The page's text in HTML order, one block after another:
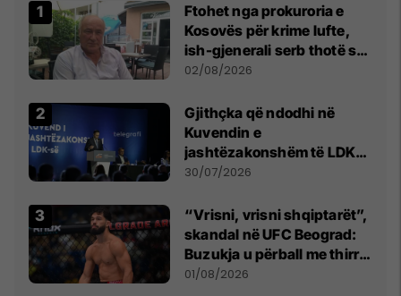
Ftohet nga prokuroria e
Kosovës për krime lufte,
ish-gjenerali serb thotë se
dikush e tradhtoi në
02/08/2026
Gjithçka që ndodhi në
Kuvendin e
jashtëzakonshëm të LDK-
së
30/07/2026
“Vrisni, vrisni shqiptarët”,
skandal në UFC Beograd:
Buzukja u përball me thirrje
anti-shqiptare nga
01/08/2026